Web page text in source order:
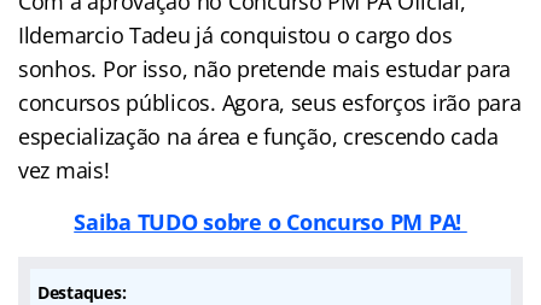
Ildemarcio Tadeu já conquistou o cargo dos
sonhos. Por isso, não pretende mais estudar para
concursos públicos. Agora, seus esforços irão para
especialização na área e função, crescendo cada
vez mais!
Saiba TUDO sobre o Concurso PM PA!
Destaques: